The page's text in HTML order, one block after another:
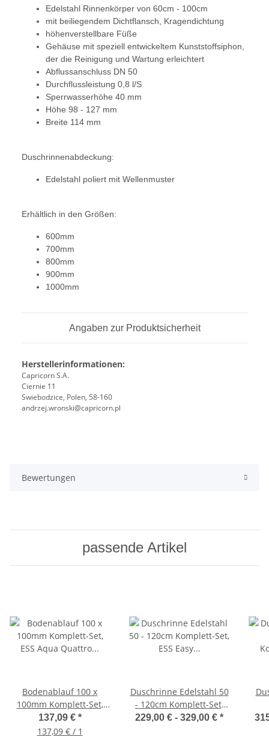
Edelstahl Rinnenkörper von 60cm - 100cm
mit beiliegendem Dichtflansch, Kragendichtung
höhenverstellbare Füße
Gehäuse mit speziell entwickeltem Kunststoffsiphon,
der die Reinigung und Wartung erleichtert
Abflussanschluss DN 50
Durchflussleistung 0,8 l/S
Sperrwasserhöhe 40 mm
Höhe 98 - 127 mm
Breite 114 mm
Duschrinnenabdeckung:
Edelstahl poliert mit Wellenmuster
Erhältlich in den Größen:
600mm
700mm
800mm
900mm
1000mm
Angaben zur Produktsicherheit
Herstellerinformationen:
Capricorn S.A.
Ciernie 11
Swiebodzice, Polen, 58-160
andrzej.wronski@capricorn.pl
Bewertungen
passende Artikel
Bodenablauf 100 x
100mm Komplett-Set,
ESS Aqua Quattro zum
verfliesen, MSI6-T
137,09 € *
137,09 € / 1
Duschrinne Edelstahl 50
- 120cm Komplett-Set,
ESS Easy drain mit
229,00 € - 329,00 € *